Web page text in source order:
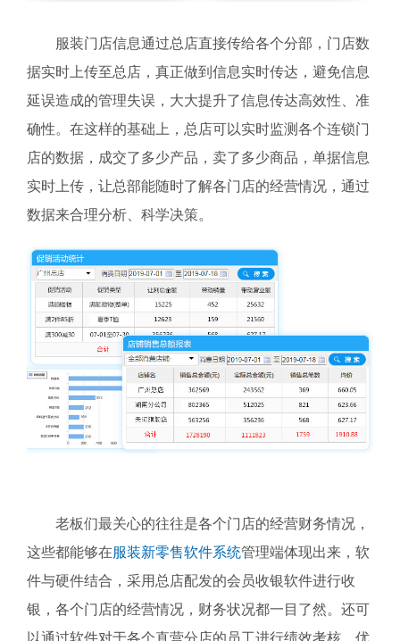
服装门店信息通过总店直接传给各个分部，门店数
据实时上传至总店，真正做到信息实时传达，避免信息
延误造成的管理失误，大大提升了信息传达高效性、准
确性。在这样的基础上，总店可以实时监测各个连锁门
店的数据，成交了多少产品，卖了多少商品，单据信息
实时上传，让总部能随时了解各门店的经营情况，通过
数据来合理分析、科学决策。
老板们最关心的往往是各个门店的经营财务情况，
这些都能够在服装新零售软件系统管理端体现出来，软
件与硬件结合，采用总店配发的会员收银软件进行收
银，各个门店的经营情况，财务状况都一目了然。还可
以通过软件对于各个直营分店的员工进行绩效考核，优